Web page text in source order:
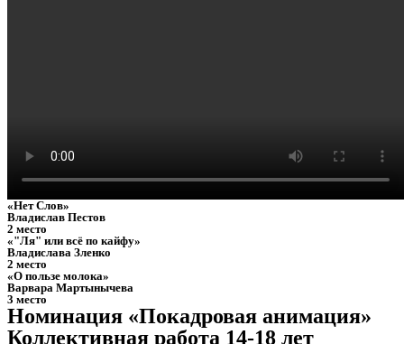
«Нет Слов»
Владислав Пестов
2 место
«"Ля" или всё по кайфу»
Владислава Зленко
2 место
«О пользе молока»
Варвара Мартынычева
3 место
Номинация «Покадровая анимация»
Коллективная работа 14-18 лет